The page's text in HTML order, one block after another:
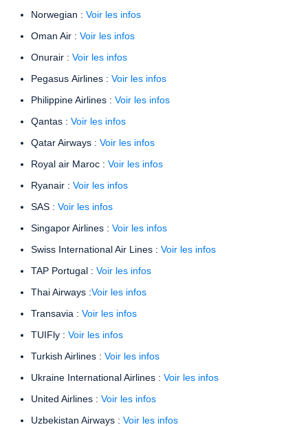
Norwegian : Voir les infos
Oman Air : Voir les infos
Onurair : Voir les infos
Pegasus Airlines : Voir les infos
Philippine Airlines : Voir les infos
Qantas : Voir les infos
Qatar Airways : Voir les infos
Royal air Maroc : Voir les infos
Ryanair : Voir les infos
SAS : Voir les infos
Singapor Airlines : Voir les infos
Swiss International Air Lines : Voir les infos
TAP Portugal : Voir les infos
Thai Airways :Voir les infos
Transavia : Voir les infos
TUIFly : Voir les infos
Turkish Airlines : Voir les infos
Ukraine International Airlines : Voir les infos
United Airlines : Voir les infos
Uzbekistan Airways : Voir les infos